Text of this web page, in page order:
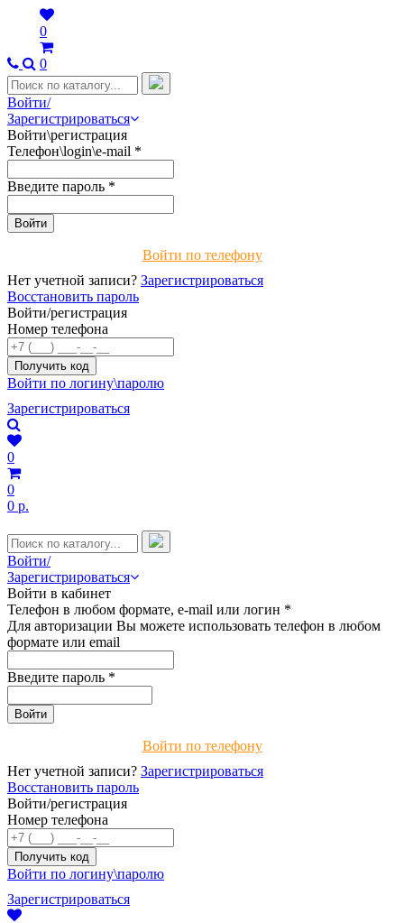
0
0
Войти/
Зарегистрироваться
Войти\регистрация
Телефон\login\e-mail *
Введите пароль *
Войти по телефону
Нет учетной записи? Зарегистрироваться
Восстановить пароль
Войти/регистрация
Номер телефона
Войти по логину\паролю
Зарегистрироваться
0
0
0 р.
Войти/
Зарегистрироваться
Войти в кабинет
Телефон в любом формате, e-mail или логин *
Для авторизации Вы можете использовать телефон в любом
формате или email
Введите пароль *
Войти по телефону
Нет учетной записи? Зарегистрироваться
Восстановить пароль
Войти/регистрация
Номер телефона
Войти по логину\паролю
Зарегистрироваться